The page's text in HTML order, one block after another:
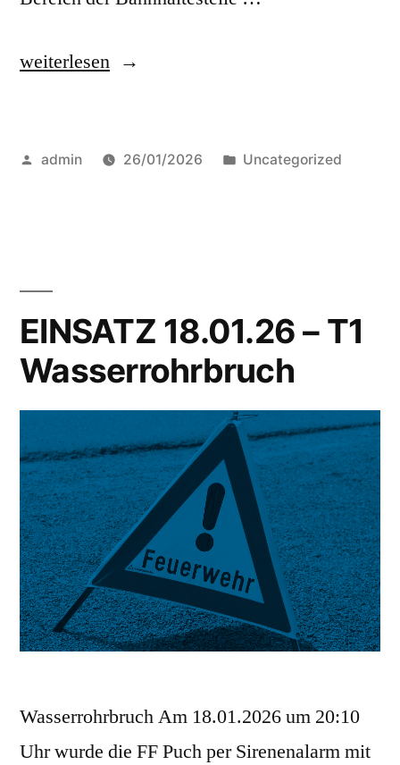
weiterlesen
admin 26/01/2026 Uncategorized
EINSATZ 18.01.26 – T1
Wasserrohrbruch
Wasserrohrbruch Am 18.01.2026 um 20:10
Uhr wurde die FF Puch per Sirenenalarm mit